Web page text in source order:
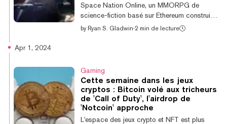
Space Nation Online, un MMORPG de
science-fiction basé sur Ethereum construit
sur zkEVM Immutable, a annoncé un airdrop
points d'Airdrop) pour Space Nation Online.
Chaque jour à 9h05 UTC, un snapshot des
détenteurs de NFT sera pris et ces joueurs
recevront leurs shards OIK, qui peuvent être
convertis en jetons OIK selon un...
by Ryan S. Gladwin·2 min de lecture
Apr 1, 2024
Gaming
Cette semaine dans les jeux
cryptos : Bitcoin volé aux tricheurs
de 'Call of Duty', l'airdrop de
'Notcoin' approche
L'espace des jeux crypto et NFT est plus